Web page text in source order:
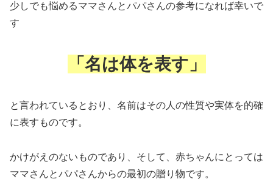
少しでも悩めるママさんとパパさんの参考になれば幸いで
す
「名は体を表す」
と言われているとおり、名前はその人の性質や実体を的確
に表すものです。
かけがえのないものであり、そして、赤ちゃんにとっては
ママさんとパパさんからの最初の贈り物です。